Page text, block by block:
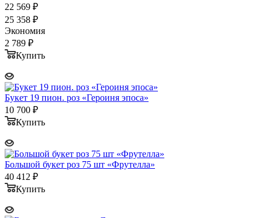
22 569 ₽
25 358 ₽
Экономия
2 789 ₽
Купить
Букет 19 пион. роз «Героиня эпоса»
10 700 ₽
Купить
Большой букет роз 75 шт «Фрутелла»
40 412 ₽
Купить